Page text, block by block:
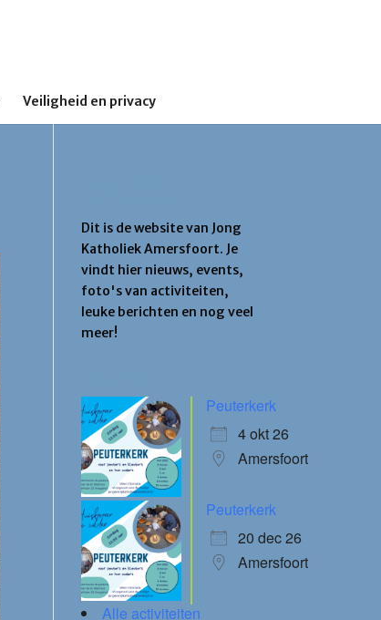
Veiligheid en privacy
Dit is de website van Jong
Katholiek Amersfoort. Je
vindt hier nieuws, events,
foto's van activiteiten,
leuke berichten en nog veel
meer!
Peuterkerk
4 okt 26
Amersfoort
Peuterkerk
20 dec 26
Amersfoort
Alle activiteiten